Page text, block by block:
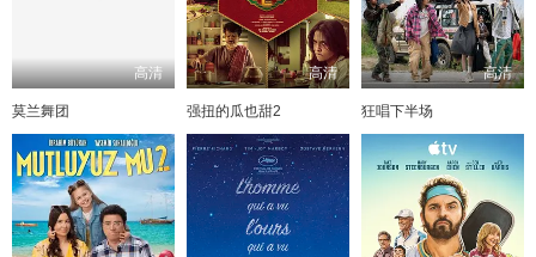
高清
莫兰舞团
高清
强扭的瓜也甜2
高清
狂唱下半场